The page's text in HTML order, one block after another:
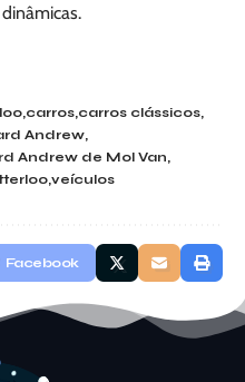
carros carros clássicos
Andrew
Andrew de Mol Van
veículos
Facebook